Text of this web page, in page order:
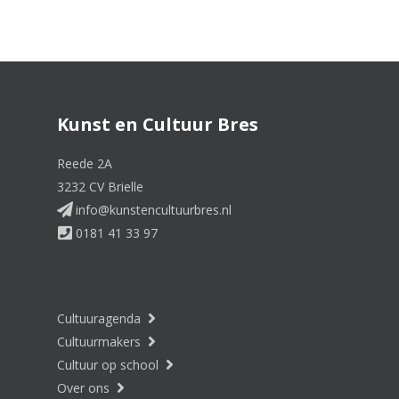
Expositie Etsen van
Tot en met zondag 30 augustus 2026
Openstelling Bedevaartskerk
zaterdag 5 september 2026
Come to My Island Festival
Kunst en Cultuur Bres
Reede 2A
3232 CV Brielle
info@kunstencultuurbres.nl
0181 41 33 97
Cultuuragenda
Cultuurmakers
Cultuur op school
Over ons